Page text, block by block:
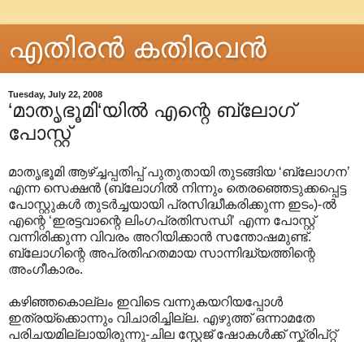
എതിരന്‍ കതിരവന്‍
Tuesday, July 22, 2008
‘മാതൃഭൂമി‘യില്‍ എന്റെ ബ്ലോഗ്
പോസ്റ്റ്
മാതൃഭൂമി ആഴ്ച്ചപ്പതിപ്പ് പുതുതായി തുടങ്ങിയ ‘ബ്ലോഗന’
എന്ന സെക്ഷന്‍ (ബ്ലോഗില്‍ നിന്നും തെരഞ്ഞെടുക്കപ്പെട്ട
പോസ്റ്റുകള്‍ തുടര്‍ച്ചയായി പ്രസിദ്ധീകരിക്കുന്ന ഇടം)-ല്‍
എന്റെ ‘ഇരട്ടവാന്റെ ലിംഗപ്രതിസന്ധി’ എന്ന പോസ്റ്റ്
വന്നിരിക്കുന്ന വിവരം അറിയിക്കാന്‍ സന്തോഷമുണ്ട്.
ബ്ലോഗിന്റെ അപ്രതിഹതമായ സാന്നിദ്ധ്യത്തിന്റെ
അംഗീകാരം.
കഴിഞ്ഞകൊല്ലം ഇവിടെ വന്നുകയറിയപ്പോള്‍
ഇത്രയ്ക്കൊന്നും വിചാരിച്ചില്ല. എഴുത്ത് ഒന്നാമതേ
പരിചയമില്ലായിരുന്നു-ചില സ്റ്റേജ് ഷോകള്‍ക്ക് സ്ക്രിപ്റ്റ്